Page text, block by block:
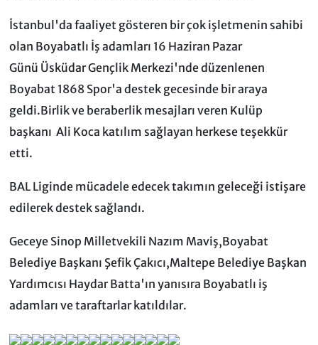
İstanbul'da faaliyet gösteren bir çok işletmenin sahibi
olan Boyabatlı İş adamları 16 Haziran Pazar
Günü Üsküdar Gençlik Merkezi'nde düzenlenen
Boyabat 1868 Spor'a destek gecesinde bir araya
geldi.Birlik ve beraberlik mesajları veren Kulüp
başkanı Ali Koca katılım sağlayan herkese teşekkür
etti.
BAL Liginde mücadele edecek takımın geleceği istişare
edilerek destek sağlandı.
Geceye Sinop Milletvekili Nazım Maviş,Boyabat
Belediye Başkanı Şefik Çakıcı,Maltepe Belediye Başkan
Yardımcısı Haydar Batta'ın yanısıra Boyabatlı iş
adamları ve taraftarlar katıldılar.